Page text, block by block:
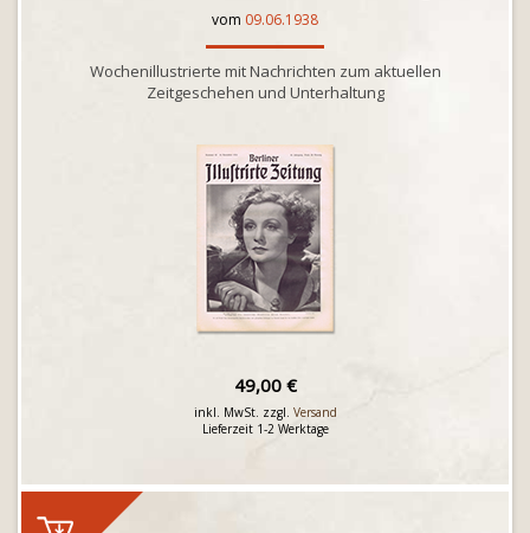
vom 09.06.1938
Wochenillustrierte mit Nachrichten zum aktuellen
Zeitgeschehen und Unterhaltung
49,00 €
inkl. MwSt. zzgl. Versand
Lieferzeit 1-2 Werktage